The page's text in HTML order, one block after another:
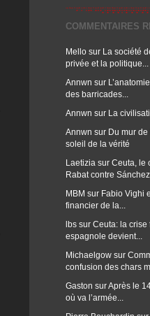
COMMENTAIRES
Mello sur La société
privée et la politique...
Annwn sur
des barricades...
Annwn sur La
Annwn sur Du mur
soleil de la vérité
Laetizia sur Ceuta, le
Rabat contre Sánchez
MBM sur Fabio Vighi
financier de la...
lbs sur Ceuta: la crise
espagnole devient...
Michaelgow sur
confusion des chars
Gaston surAprès le
où va l’armée...